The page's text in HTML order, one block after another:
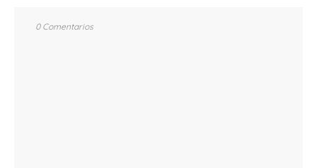
0 Comentarios